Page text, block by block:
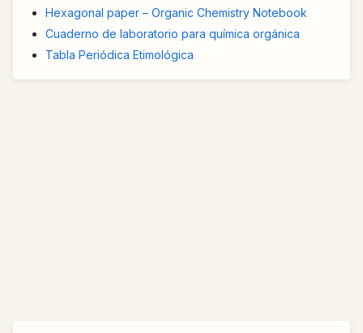
Hexagonal paper – Organic Chemistry Notebook
Cuaderno de laboratorio para química orgánica
Tabla Periódica Etimológica